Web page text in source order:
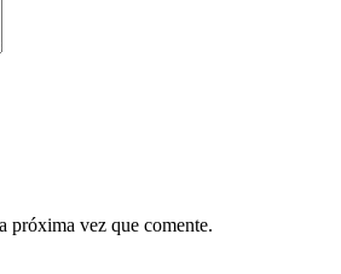
próxima vez que comente.